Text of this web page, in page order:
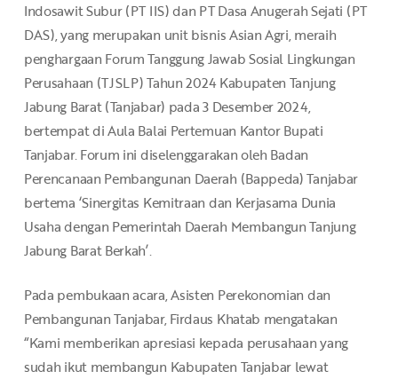
Indosawit Subur (PT IIS) dan PT Dasa Anugerah Sejati (PT
DAS), yang merupakan unit bisnis Asian Agri, meraih
penghargaan Forum Tanggung Jawab Sosial Lingkungan
Perusahaan (TJSLP) Tahun 2024 Kabupaten Tanjung
Jabung Barat (Tanjabar) pada 3 Desember 2024,
bertempat di Aula Balai Pertemuan Kantor Bupati
Tanjabar. Forum ini diselenggarakan oleh Badan
Perencanaan Pembangunan Daerah (Bappeda) Tanjabar
bertema ‘Sinergitas Kemitraan dan Kerjasama Dunia
Usaha dengan Pemerintah Daerah Membangun Tanjung
Jabung Barat Berkah’.
Pada pembukaan acara, Asisten Perekonomian dan
Pembangunan Tanjabar, Firdaus Khatab mengatakan
“Kami memberikan apresiasi kepada perusahaan yang
sudah ikut membangun Kabupaten Tanjabar lewat